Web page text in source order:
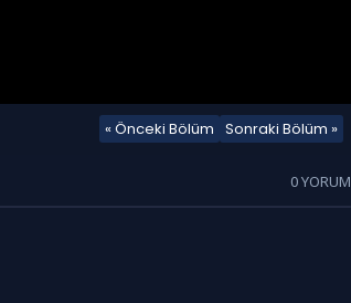
« Önceki Bölüm Sonraki Bölüm »
0 YORUM